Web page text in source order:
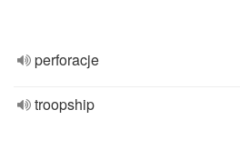
perforacje
troopship